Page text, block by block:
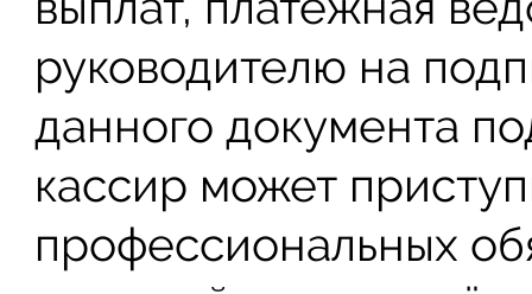
руководителю на
данного документа
кассир может
профессиональных